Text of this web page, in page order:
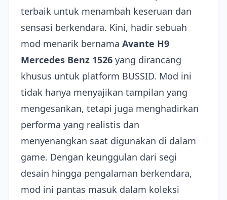
terbaik untuk menambah keseruan dan
sensasi berkendara. Kini, hadir sebuah
mod menarik bernama Avante H9
Mercedes Benz 1526 yang dirancang
khusus untuk platform BUSSID. Mod ini
tidak hanya menyajikan tampilan yang
mengesankan, tetapi juga menghadirkan
performa yang realistis dan
menyenangkan saat digunakan di dalam
game. Dengan keunggulan dari segi
desain hingga pengalaman berkendara,
mod ini pantas masuk dalam koleksi